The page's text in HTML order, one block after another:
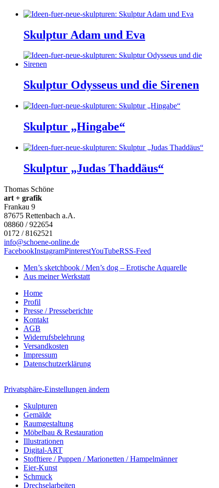
Skulptur Adam und Eva
Skulptur Odysseus und die Sirenen
Skulptur „Hingabe“
Skulptur „Judas Thaddäus“
Thomas Schöne
art + grafik
Frankau 9
87675 Rettenbach a.A.
08860 / 922654
0172 / 8162521
info@schoene-online.de
FacebookInstagramPinterestYouTubeRSS-Feed
Men’s sketchbook / Men’s dog – Erotische Aquarelle
Aus meiner Werkstatt
Home
Profil
Presse / Presseberichte
Kontakt
AGB
Widerrufsbelehrung
Versandkosten
Impressum
Datenschutzerklärung
Privatsphäre-Einstellungen ändern
Skulpturen
Gemälde
Raumgestaltung
Möbelbau & Restauration
Illustrationen
Digital-ART
Stofftiere / Puppen / Marionetten / Hampelmänner
Eier-Kunst
Schmuck
Drechselarbeiten